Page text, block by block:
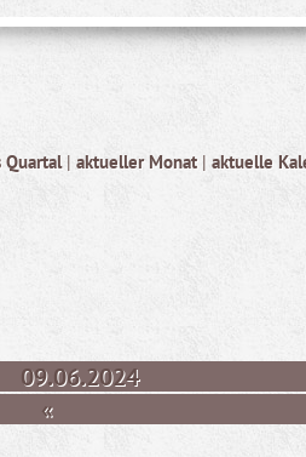
Quartal| aktueller Monat | aktuelle
09.06.2024
«